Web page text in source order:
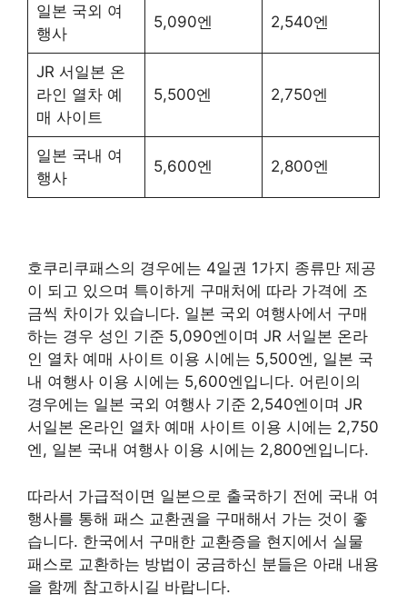
일본 국외 여
행사
5,090엔 2,540엔
JR 서일본 온
라인 열차 예
매 사이트
5,500엔 2,750엔
일본 국내 여
행사
5,600엔 2,800엔
호쿠리쿠패스의 경우에는 4일권 1가지 종류만 제공
이 되고 있으며 특이하게 구매처에 따라 가격에 조
금씩 차이가 있습니다. 일본 국외 여행사에서 구매
하는 경우 성인 기준 5,090엔이며 JR 서일본 온라
인 열차 예매 사이트 이용 시에는 5,500엔, 일본 국
내 여행사 이용 시에는 5,600엔입니다. 어린이의
경우에는 일본 국외 여행사 기준 2,540엔이며 JR
서일본 온라인 열차 예매 사이트 이용 시에는 2,750
엔, 일본 국내 여행사 이용 시에는 2,800엔입니다.
따라서 가급적이면 일본으로 출국하기 전에 국내 여
행사를 통해 패스 교환권을 구매해서 가는 것이 좋
습니다. 한국에서 구매한 교환증을 현지에서 실물
패스로 교환하는 방법이 궁금하신 분들은 아래 내용
을 함께 참고하시길 바랍니다.